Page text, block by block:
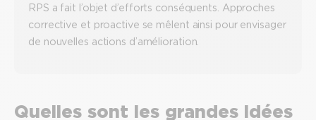
RPS a fait l’objet d’efforts conséquents. Approches
corrective et proactive se mêlent ainsi pour envisager
de nouvelles actions d’amélioration.
Quelles sont les grandes idées